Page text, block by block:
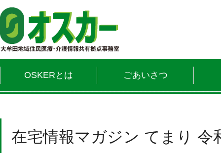
OSKERとは ごあいさつ
在宅情報マガジン てまり 令